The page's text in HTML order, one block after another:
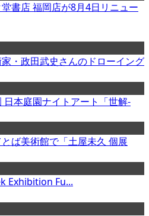
書店 福岡店が8月4日リニュー
・政田武史さんのドローイング
日本庭園ナイトアート「世解-
ば美術館で「土屋未久 個展
Exhibition Fu...